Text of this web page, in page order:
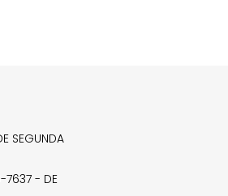
SEGUNDA
- DE